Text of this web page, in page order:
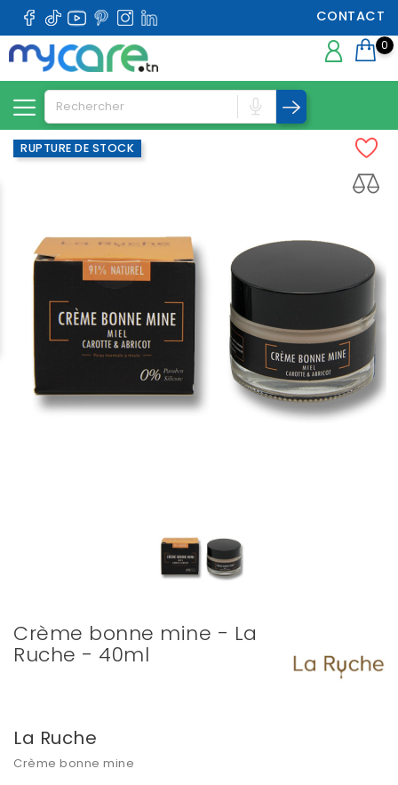
CONTACT
0
RUPTURE DE STOCK
Crème bonne mine - La
Ruche - 40ml
La Ruche
Crème bonne mine